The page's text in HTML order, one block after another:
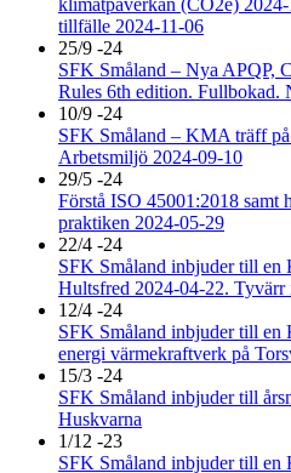
klimatpåverkan (CO2e)
tillfälle 2024-11-06
25/9 -24
SFK Småland – Nya APQP,
Rules 6th edition. Fullbokad.
10/9 -24
SFK Småland – KMA träff
Arbetsmiljö 2024-09-10
29/5 -24
Förstå ISO 45001:2018 samt
praktiken 2024-05-29
22/4 -24
SFK Småland inbjuder till
Hultsfred 2024-04-22. Tyvärr
12/4 -24
SFK Småland inbjuder till
energi värmekraftverk på
15/3 -24
SFK Småland inbjuder till
Huskvarna
1/12 -23
SFK Småland inbjuder till